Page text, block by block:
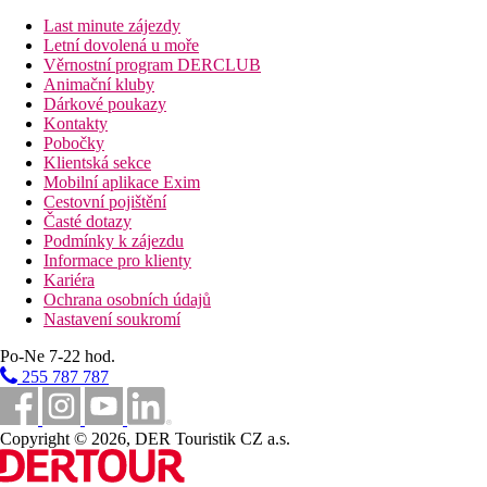
Stravování
Polopenze
Snídaně a večeře formou bufetu.
All inclusive Premium
Snídaně, oběd a večeře formou bufetu
Občerstvení během dne
Alkoholické a nealkoholické nápoje místní výroby
(09.00–00.00 hod.)
Trezor, 1. naplnění minibaru při příletu (nealkoholické
nápoje)
Zmrzlina
Káva a čaj se sušenkami (16.30–17.30 hod.)
Tematické večeře s cooking show (18.30–21.30 hod.)
1× týdně možná návštěva některé à la carte restaurace
Last minute zájezdy
Letní dovolená u moře
Věrnostní program DERCLUB
Animační kluby
Dárkové poukazy
Kontakty
Pobočky
Klientská sekce
Mobilní aplikace Exim
Cestovní pojištění
Časté dotazy
Podmínky k zájezdu
Informace pro klienty
Kariéra
Ochrana osobních údajů
Nastavení soukromí
Po-Ne 7-22 hod.
255 787 787
Copyright © 2026, DER Touristik CZ a.s.